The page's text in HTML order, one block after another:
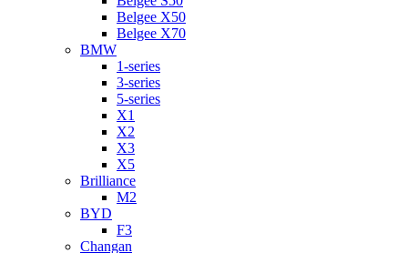
Belgee X50
Belgee X70
BMW
1-series
3-series
5-series
X1
X2
X3
X5
Brilliance
M2
BYD
F3
Changan